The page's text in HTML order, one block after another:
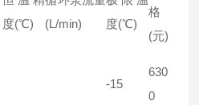
度(℃)
(L/min)
度(℃)
格
(元)
-15
630
0